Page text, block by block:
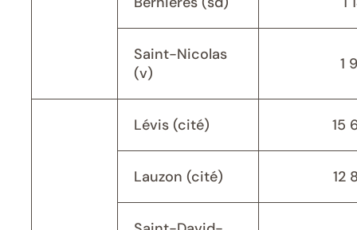
Saint-Nicolas
(v)
1
Lévis (cité) 15
Lauzon (cité) 12